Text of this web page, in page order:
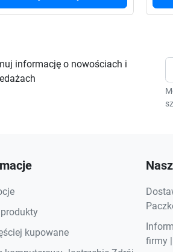
informację o nowościach i
kupowane
firmy